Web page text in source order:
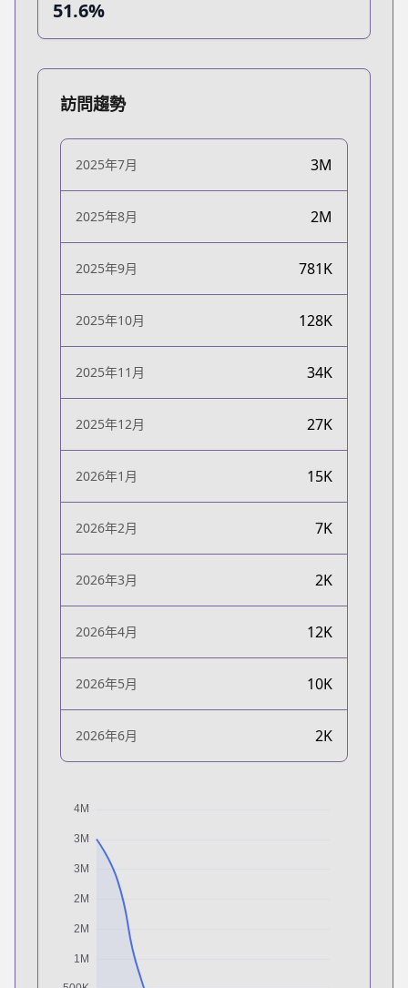
51.6%
訪問趨勢
2025年7月 3M
2025年8月 2M
2025年9月 781K
2025年10月 128K
2025年11月 34K
2025年12月 27K
2026年1月 15K
2026年2月 7K
2026年3月 2K
2026年4月 12K
2026年5月 10K
2026年6月 2K